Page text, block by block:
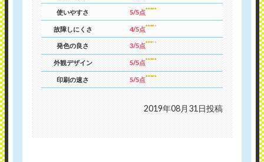
使いやすさ 5/5点
故障しにくさ 4/5点
発色の良さ 3/5点
外観デザイン 5/5点
印刷の速さ 5/5点
2019年08月31日投稿